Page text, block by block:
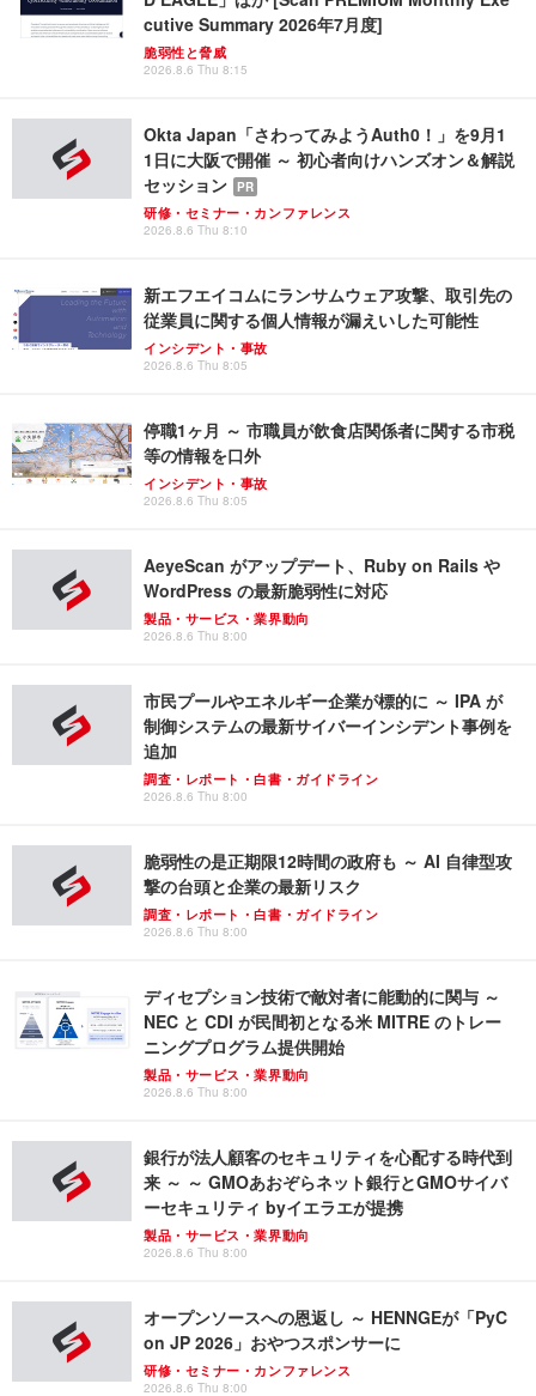
cutive Summary 2026年7月度]
脆弱性と脅威
2026.8.6 Thu 8:15
Okta Japan「さわってみようAuth0！」を9月1
1日に大阪で開催 ～ 初心者向けハンズオン＆解説
セッション PR
研修・セミナー・カンファレンス
2026.8.6 Thu 8:10
新エフエイコムにランサムウェア攻撃、取引先の
従業員に関する個人情報が漏えいした可能性
インシデント・事故
2026.8.6 Thu 8:05
停職1ヶ月 ～ 市職員が飲食店関係者に関する市税
等の情報を口外
インシデント・事故
2026.8.6 Thu 8:05
AeyeScan がアップデート、Ruby on Rails や
WordPress の最新脆弱性に対応
製品・サービス・業界動向
2026.8.6 Thu 8:00
市民プールやエネルギー企業が標的に ～ IPA が
制御システムの最新サイバーインシデント事例を
追加
調査・レポート・白書・ガイドライン
2026.8.6 Thu 8:00
脆弱性の是正期限12時間の政府も ～ AI 自律型攻
撃の台頭と企業の最新リスク
調査・レポート・白書・ガイドライン
2026.8.6 Thu 8:00
ディセプション技術で敵対者に能動的に関与 ～
NEC と CDI が民間初となる米 MITRE のトレー
ニングプログラム提供開始
製品・サービス・業界動向
2026.8.6 Thu 8:00
銀行が法人顧客のセキュリティを心配する時代到
来 ～ ～ GMOあおぞらネット銀行とGMOサイバ
ーセキュリティ byイエラエが提携
製品・サービス・業界動向
2026.8.6 Thu 8:00
オープンソースへの恩返し ～ HENNGEが「PyC
on JP 2026」おやつスポンサーに
研修・セミナー・カンファレンス
2026.8.6 Thu 8:00